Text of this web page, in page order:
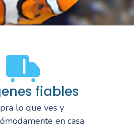
fiables
lo que ves y
en casa